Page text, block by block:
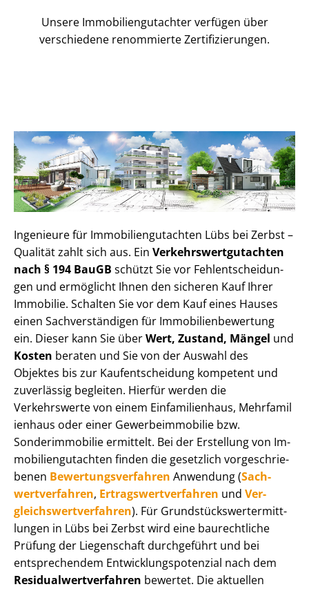
Unsere Immobilien­gutachter verfügen über
verschiedene renommierte Zer­ti­fi­zie­run­gen.
Ingenieure für Im­mo­bi­li­en­gut­ach­ten Lübs bei Zerbst –
Qualität zahlt sich aus. Ein Ver­kehrs­wert­gut­ach­ten
nach § 194 BauGB schützt Sie vor Fehl­ent­schei­dun­
gen und ermöglicht Ihnen den sicheren Kauf Ihrer
Immobilie. Schalten Sie vor dem Kauf eines Hauses
einen Sach­ver­stän­di­gen für Im­mo­bi­li­en­be­wer­tung
ein. Dieser kann Sie überWert, Zustand, Mängel und
Kosten beraten und Sie von der Auswahl des
Objektes bis zur Kauf­ent­schei­dung kompetent und
zuverlässig begleiten. Hierfür werden die
Verkehrswerte von einem Einfamilienhaus, Mehr­fa­mi­l
i­en­haus oder einer Ge­wer­be­im­mo­bi­lie bzw.
Sonderimmobilie ermittelt. Bei der Erstellung von Im­
mo­bi­li­en­gut­ach­ten finden die gesetzlich vor­ge­schrie­
be­nen Be­wer­tungs­ver­fah­ren Anwendung (Sach­
wert­ver­fah­ren, Er­trags­wert­ver­fah­ren und Ver­
gleichs­wert­ver­fah­ren). Für Grund­stücks­wert­ermitt­
lun­gen in Lübs bei Zerbst wird eine baurechtliche
Prüfung der Liegenschaft durchgeführt und bei
entsprechendem Ent­wick­lungs­po­ten­zi­al nach dem
Re­si­du­al­wert­ver­fah­ren bewertet. Die aktuellen